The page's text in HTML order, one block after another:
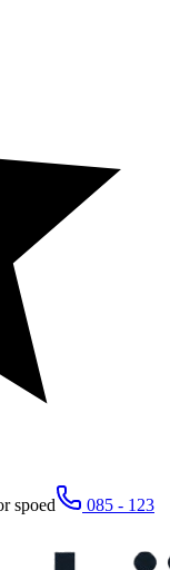
spoed
085 - 123